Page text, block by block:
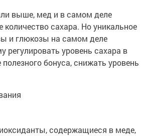
выше, мед и в самом деле
количество сахара. Но уникальное
и глюкозы на самом деле
регулировать уровень сахара в
полезного бонуса, снижать уровень
содержащиеся в меде,